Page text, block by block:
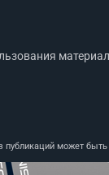
может